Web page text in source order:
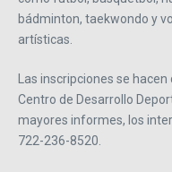
bádminton, taekwondo y
artísticas.
Las inscripciones se
Centro de Desarrollo
mayores informes, los
722-236-8520.